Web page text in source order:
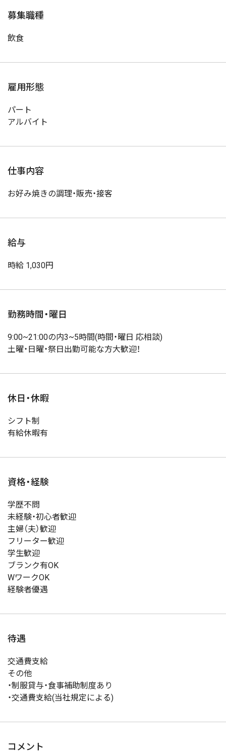
募集職種
飲食
雇用形態
パート
アルバイト
仕事内容
お好み焼きの調理・販売・接客
給与
時給 1,030円
勤務時間・曜日
9:00~21:00の内3~5時間(時間・曜日 応相談)
土曜・日曜・祭日出勤可能な方大歓迎！
休日・休暇
シフト制
有給休暇有
資格・経験
学歴不問
未経験・初心者歓迎
主婦（夫）歓迎
フリーター歓迎
学生歓迎
ブランク有OK
WワークOK
経験者優遇
待遇
交通費支給
その他
・制服貸与・食事補助制度あり
・交通費支給(当社規定による)
コメント